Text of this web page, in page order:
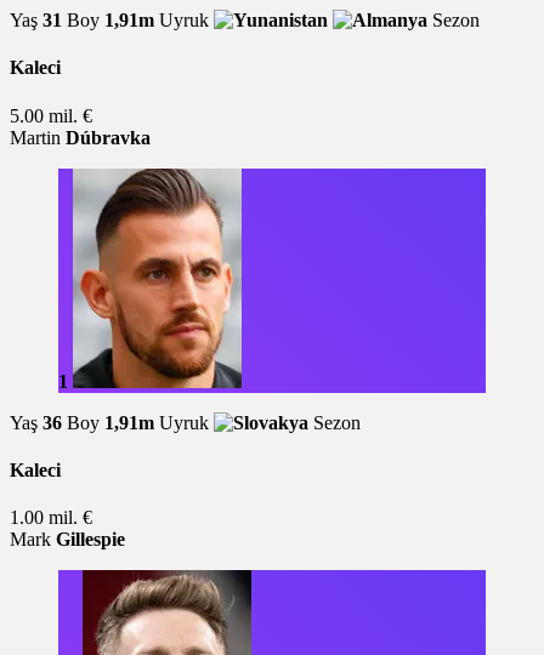
Yaş 31 Boy 1,91m Uyruk Sezon
Kaleci
5.00 mil. €
Martin Dúbravka
1
Yaş 36 Boy 1,91m Uyruk Sezon
Kaleci
1.00 mil. €
Mark Gillespie